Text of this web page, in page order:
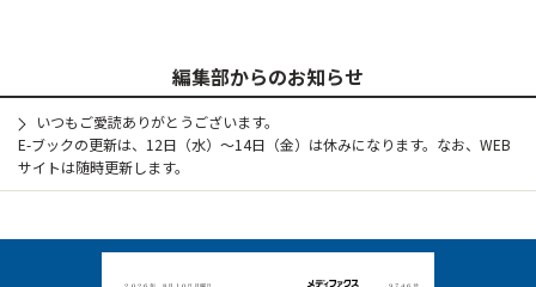
編集部からのお知らせ
いつもご愛読ありがとうございます。
E-ブックの更新は、12日（水）～14日（金）は休みになります。なお、WEB
サイトは随時更新します。